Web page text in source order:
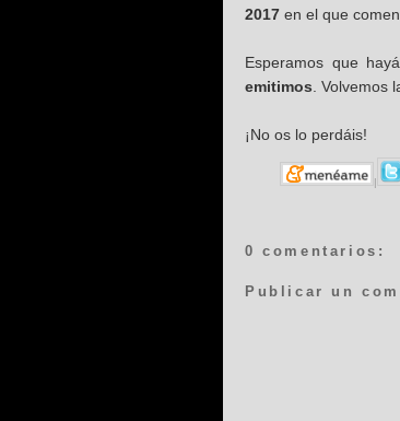
2017 en el que
Esperamos que
emitimos . Volvemos
¡No os lo perdáis!
|
0 comentarios:
Publicar un